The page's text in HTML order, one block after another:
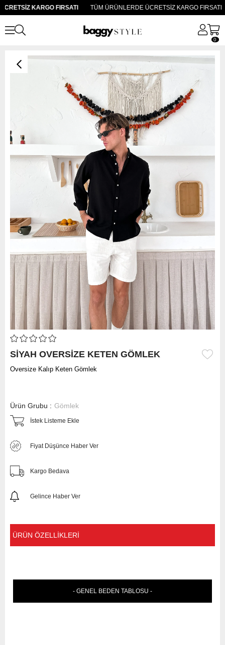
KARGO FIRSATI TÜM ÜRÜNLERDE ÜCRETSİZ KARGO FIRSATI
0
SİYAH OVERSİZE KETEN GÖMLEK
Oversize Kalıp Keten Gömlek
Ürün Grubu : Gömlek
İstek Listeme Ekle
Fiyat Düşünce Haber Ver
Kargo Bedava
Gelince Haber Ver
ÜRÜN ÖZELLIKLERI
- GENEL BEDEN TABLOSU -